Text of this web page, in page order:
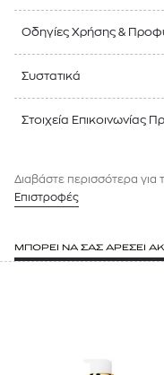
Οδηγίες Χρήσης &
Συστατικά
Στοιχεία Επικοινωνίας
Διαβάστε περισσότερα για
Επιστροφές
ΜΠΟΡΕΙ ΝΑ ΣΑΣ ΑΡΕΣΕΙ